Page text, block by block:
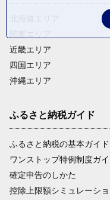
近畿エリア
四国エリア
沖縄エリア
ふるさと納税ガイド
ふるさと納税の基本ガイド
ワンストップ特例制度ガイ
確定申告のしかた
控除上限額シミュレーシ